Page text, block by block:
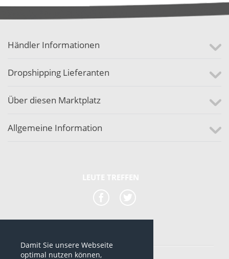
Händler Informationen
Dropshipping Lieferanten
Über diesen Marktplatz
Allgemeine Information
*alle Preise sind netto Preise
Damit Sie unsere Webseite
optimal nutzen können,